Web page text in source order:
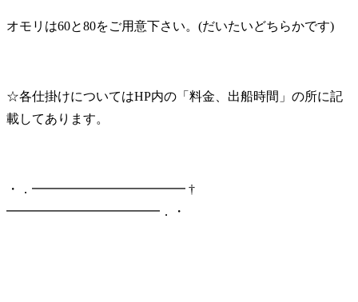
オモリは60と80をご用意下さい。(だいたいどちらかです)
☆各仕掛けについてはHP内の「料金、出船時間」の所に記
載してあります。
・．━━━━━━━━━━━━ †
━━━━━━━━━━━━．・